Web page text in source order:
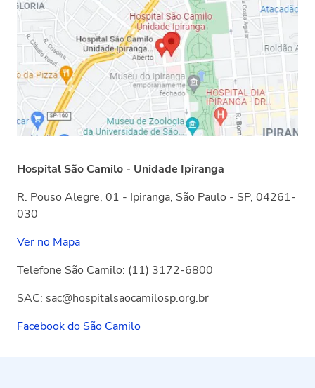
Hospital São Camilo - Unidade Ipiranga
R. Pouso Alegre, 01 - Ipiranga, São Paulo - SP, 04261-
030
Ver no Mapa
Telefone São Camilo: (11) 3172-6800
SAC​​: sac@hospitalsaocamilosp.org.br
Facebook do São Camilo